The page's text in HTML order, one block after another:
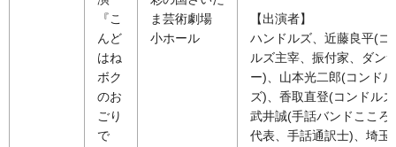
『こ
んど
はね
ボク
のお
ごり
で
ま芸術劇場
小ホール
【出演者】
ハンドルズ、近藤良平(コ
ルズ主宰、振付家、ダン
ー)、山本光二郎(コンドル
ズ)、香取直登(コンドル
武井誠(手話バンドこころ
代表、手話通訳士)、埼玉